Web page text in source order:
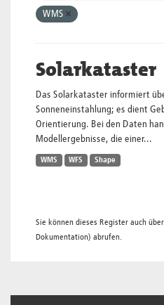
WMS
Solarkataster
Das Solarkataster informiert
Sonneneinstahlung; es dient
Orientierung. Bei den Daten
Modellergebnisse, die einer...
WMS WFS Shape
Sie können dieses Register auch
Dokumentation) abrufen.